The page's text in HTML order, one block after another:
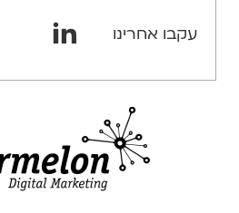
עקבו אחרינו